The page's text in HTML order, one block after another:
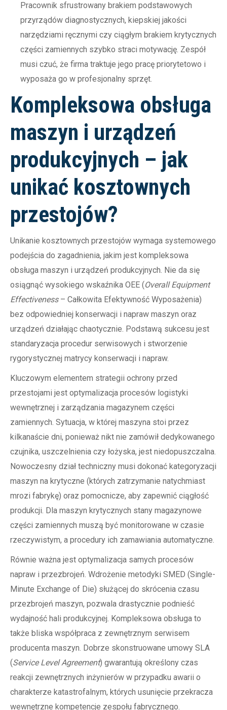
Pracownik sfrustrowany brakiem podstawowych
przyrządów diagnostycznych, kiepskiej jakości
narzędziami ręcznymi czy ciągłym brakiem krytycznych
części zamiennych szybko straci motywację. Zespół
musi czuć, że firma traktuje jego pracę priorytetowo i
wyposaża go w profesjonalny sprzęt.
Kompleksowa obsługa
maszyn i urządzeń
produkcyjnych – jak
unikać kosztownych
przestojów?
Unikanie kosztownych przestojów wymaga systemowego
podejścia do zagadnienia, jakim jest kompleksowa
obsługa maszyn i urządzeń produkcyjnych. Nie da się
osiągnąć wysokiego wskaźnika OEE (Overall Equipment
Effectiveness– Całkowita Efektywność Wyposażenia)
bez odpowiedniej konserwacji i napraw maszyn oraz
urządzeń działając chaotycznie. Podstawą sukcesu jest
standaryzacja procedur serwisowych i stworzenie
rygorystycznej matrycy konserwacji i napraw.
Kluczowym elementem strategii ochrony przed
przestojami jest optymalizacja procesów logistyki
wewnętrznej i zarządzania magazynem części
zamiennych. Sytuacja, w której maszyna stoi przez
kilkanaście dni, ponieważ nikt nie zamówił dedykowanego
czujnika, uszczelnienia czy łożyska, jest niedopuszczalna.
Nowoczesny dział techniczny musi dokonać kategoryzacji
maszyn na krytyczne (których zatrzymanie natychmiast
mrozi fabrykę) oraz pomocnicze, aby zapewnić ciągłość
produkcji. Dla maszyn krytycznych stany magazynowe
części zamiennych muszą być monitorowane w czasie
rzeczywistym, a procedury ich zamawiania automatyczne.
Równie ważna jest optymalizacja samych procesów
napraw i przezbrojeń. Wdrożenie metodyki SMED (Single-
Minute Exchange of Die) służącej do skrócenia czasu
przezbrojeń maszyn, pozwala drastycznie podnieść
wydajność hali produkcyjnej. Kompleksowa obsługa to
także bliska współpraca z zewnętrznym serwisem
producenta maszyn. Dobrze skonstruowane umowy SLA
(Service Level Agreement) gwarantują określony czas
reakcji zewnętrznych inżynierów w przypadku awarii o
charakterze katastrofalnym, których usunięcie przekracza
wewnętrzne kompetencje zespołu fabrycznego.